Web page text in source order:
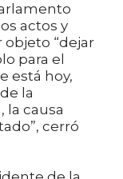
actos y
“dejar
para el
está hoy,
la
la causa
cerró